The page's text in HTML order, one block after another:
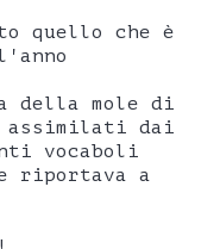
quello che è
della mole di
dai
vocaboli
riportava a